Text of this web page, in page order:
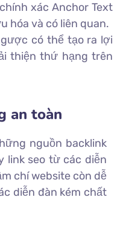
xác Anchor Text
hóa và có liên quan.
có thể tạo ra lợi
thiện thứ hạng trên
an toàn
nguồn backlink
link seo từ các diễn
chí website còn dễ
diễn đàn kém chất